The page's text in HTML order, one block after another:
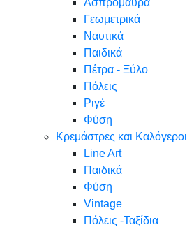
Ασπρόμαυρα
Γεωμετρικά
Ναυτικά
Παιδικά
Πέτρα - Ξύλο
Πόλεις
Ριγέ
Φύση
Κρεμάστρες και Καλόγεροι
Line Art
Παιδικά
Φύση
Vintage
Πόλεις -Ταξίδια